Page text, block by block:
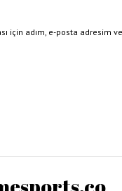
için adım, e-posta adresim